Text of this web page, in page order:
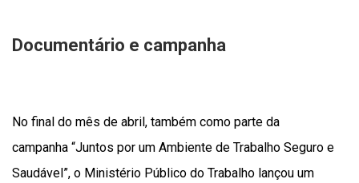
Documentário e campanha
No final do mês de abril, também como parte da
campanha “Juntos por um Ambiente de Trabalho Seguro e
Saudável”, o Ministério Público do Trabalho lançou um